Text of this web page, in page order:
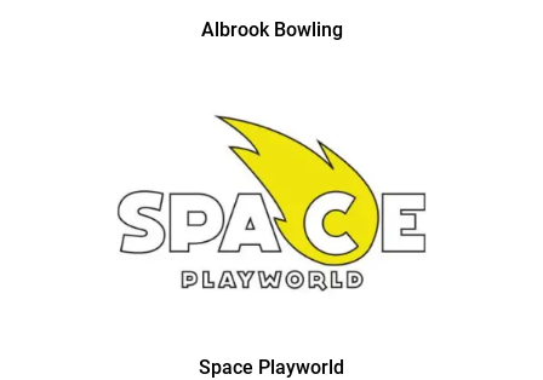
Albrook Bowling
Space Playworld